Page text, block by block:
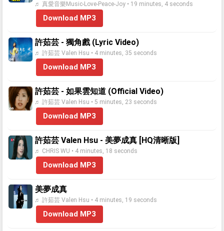
♬ 真愛音樂Music-Love-Peace-Joy • 19 minutes, 4 seconds
Download MP3
許茹芸 - 獨角戲 (Lyric Video)
♬ 許茹芸 Valen Hsu • 4 minutes, 35 seconds
Download MP3
許茹芸 - 如果雲知道 (Official Video)
♬ 許茹芸 Valen Hsu • 5 minutes, 23 seconds
Download MP3
許茹芸 Valen Hsu - 美夢成真 [HQ清晰版]
♬ CHRIS WU • 4 minutes, 18 seconds
Download MP3
美夢成真
♬ 許茹芸 Valen Hsu • 4 minutes, 19 seconds
Download MP3